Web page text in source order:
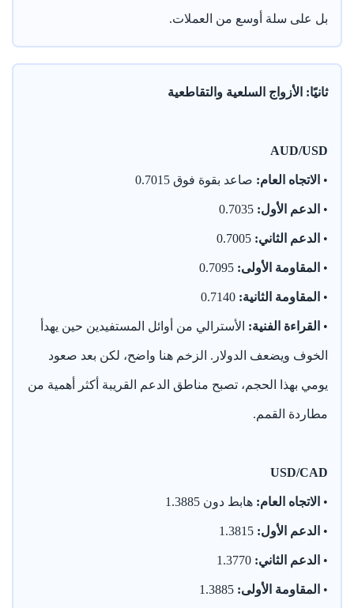
بل على سلة أوسع من العملات.
ثانيًا: الأزواج السلعية والتقاطعية
AUD/USD
• الاتجاه العام: صاعد بقوة فوق 0.7015
• الدعم الأول:
• الدعم الثاني:
• المقاومة الأولى:
• المقاومة الثانية:
• القراءة الفنية: الأسترالي من أوائل المستفيدين حين يهدأ
الخوف ويضعف الدولار. الزخم هنا واضح، لكن بعد صعود
يومي بهذا الحجم، تصبح مناطق الدعم القريبة أكثر أهمية من
مطاردة القمم.
USD/CAD
• الاتجاه العام: هابط دون 1.3885
• الدعم الأول:
• الدعم الثاني:
• المقاومة الأولى: